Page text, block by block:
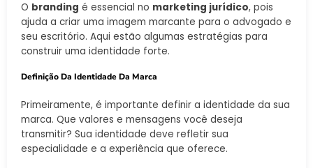
O branding é essencial no marketing jurídico, pois
ajuda a criar uma imagem marcante para o advogado e
seu escritório. Aqui estão algumas estratégias para
construir uma identidade forte.
Definição Da Identidade Da Marca
Primeiramente, é importante definir a identidade da sua
marca. Que valores e mensagens você deseja
transmitir? Sua identidade deve refletir sua
especialidade e a experiência que oferece.